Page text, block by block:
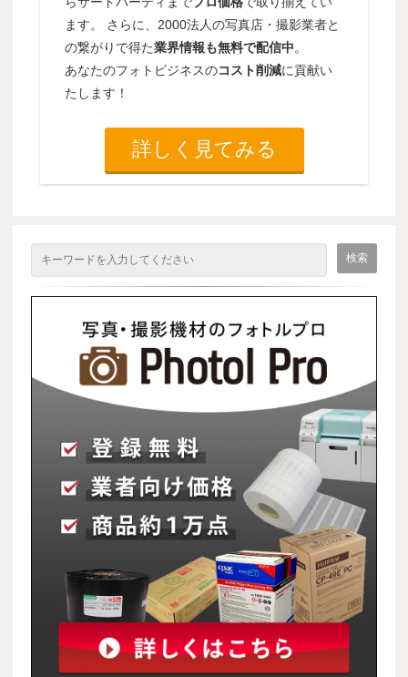
ます。 さらに、2000法人の写真店・撮影業者と
の繋がりで得た業界情報も無料で配信中。
あなたのフォトビジネスのコスト削減に貢献い
たします！
詳しく見てみる